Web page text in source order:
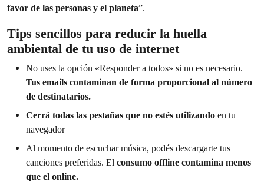
favor de las personas y el planeta”.
Tips sencillos para reducir la huella
ambiental de tu uso de internet
No uses la opción «Responder a todos» si no es necesario.
Tus emails contaminan de forma proporcional al número
de destinatarios.
Cerrá todas las pestañas que no estés utilizando en tu
navegador
Al momento de escuchar música, podés descargarte tus
canciones preferidas. El consumo offline contamina menos
que el online.